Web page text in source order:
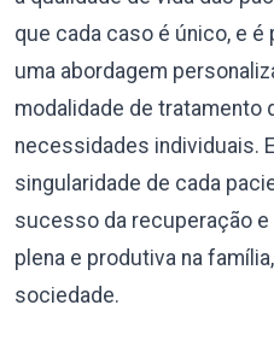
que cada caso é único, e
uma abordagem
modalidade de tratamento
necessidades individuais.
singularidade de cada
sucesso da recuperação
plena e produtiva na
sociedade.